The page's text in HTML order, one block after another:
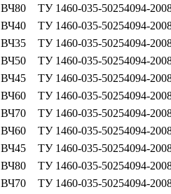
ВЧ80 ТУ 1460-035-50254094-
ВЧ40 ТУ 1460-035-50254094-
ВЧ35 ТУ 1460-035-50254094-
ВЧ50 ТУ 1460-035-50254094-
ВЧ45 ТУ 1460-035-50254094-
ВЧ60 ТУ 1460-035-50254094-
ВЧ70 ТУ 1460-035-50254094-
ВЧ60 ТУ 1460-035-50254094-
ВЧ45 ТУ 1460-035-50254094-
ВЧ80 ТУ 1460-035-50254094-
ВЧ70 ТУ 1460-035-50254094-